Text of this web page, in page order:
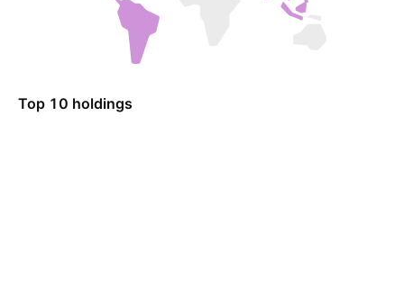
Top 10 holdings